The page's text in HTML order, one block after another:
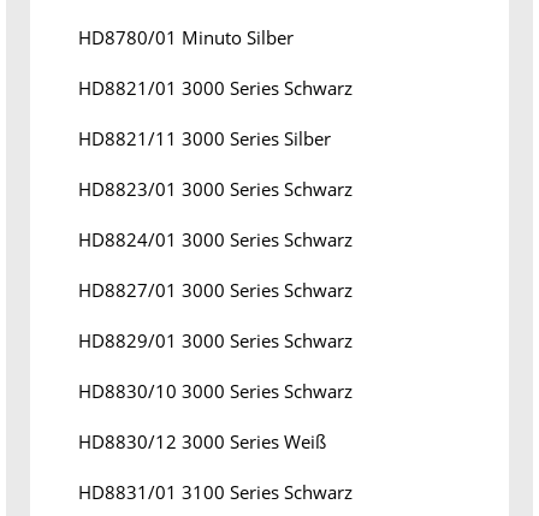
HD8780/01 Minuto Silber
HD8821/01 3000 Series Schwarz
HD8821/11 3000 Series Silber
HD8823/01 3000 Series Schwarz
HD8824/01 3000 Series Schwarz
HD8827/01 3000 Series Schwarz
HD8829/01 3000 Series Schwarz
HD8830/10 3000 Series Schwarz
HD8830/12 3000 Series Weiß
HD8831/01 3100 Series Schwarz